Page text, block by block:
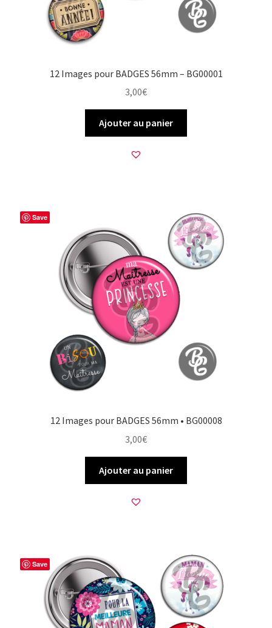
12 Images pour BADGES 56mm – BG00001
3,00€
Ajouter au panier
Save
12 Images pour BADGES 56mm • BG00008
3,00€
Ajouter au panier
Save